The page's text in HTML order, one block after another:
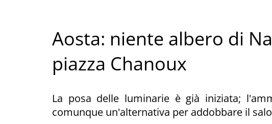
Aosta: niente albero di
piazza Chanoux
La posa delle luminarie è già iniziata;
comunque un'alternativa per addobbare il